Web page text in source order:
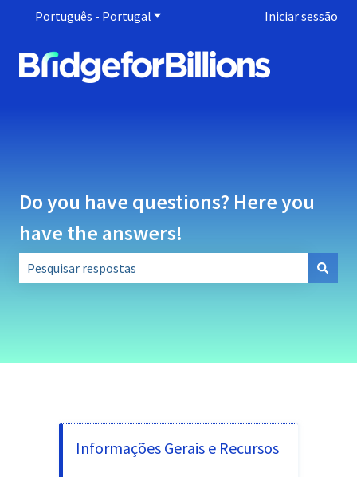
Português - Portugal Mostrar submenu para traduções
Iniciar sessão
Do you have questions? Here you
have the answers!
Informações Gerais e Recursos